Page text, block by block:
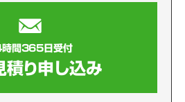
間365日受付
積り申し込み